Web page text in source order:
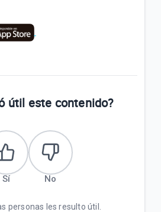
de COPACO en el *555#?
útil este contenido?
Sí No
personas les resulto útil.